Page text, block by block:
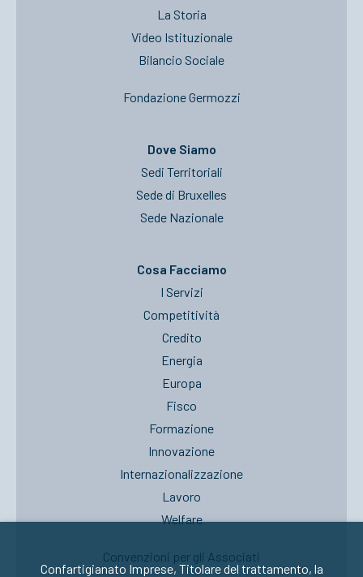
La Storia
Video Istituzionale
Bilancio Sociale
Fondazione Germozzi
Dove Siamo
Sedi Territoriali
Sede di Bruxelles
Sede Nazionale
Cosa Facciamo
I Servizi
Competitività
Credito
Energia
Europa
Fisco
Formazione
Innovazione
Internazionalizzazione
Lavoro
Welfare
Convenzioni per gli Associati
Confartigianato Imprese, Titolare del trattamento, la